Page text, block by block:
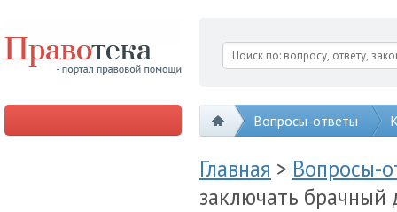
Вопросы-ответы
Главная > Вопросы-
заключать брачный